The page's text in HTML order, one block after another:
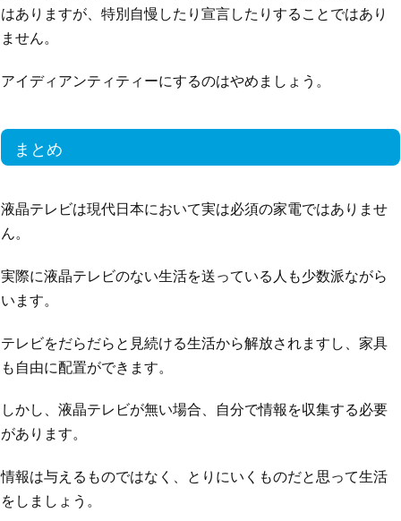
はありますが、特別自慢したり宣言したりすることではあり
ません。
アイディアンティティーにするのはやめましょう。
まとめ
液晶テレビは現代日本において実は必須の家電ではありませ
ん。
実際に液晶テレビのない生活を送っている人も少数派ながら
います。
テレビをだらだらと見続ける生活から解放されますし、家具
も自由に配置ができます。
しかし、液晶テレビが無い場合、自分で情報を収集する必要
があります。
情報は与えるものではなく、とりにいくものだと思って生活
をしましょう。